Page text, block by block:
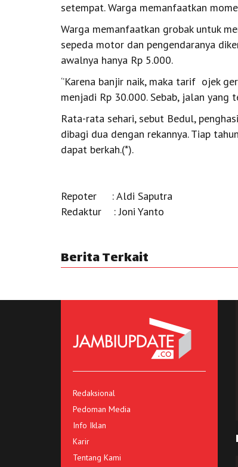
setempat. Warga memanfaatkan
Warga memanfaatkan grobak untuk
sepeda motor dan pengendaranya
awalnya hanya Rp 5.000.
‘’Karena banjir naik, maka tarif ojek
menjadi Rp 30.000. Sebab, jalan yang
Rata-rata sehari, sebut Bedul,
dibagi dua dengan rekannya. Tiap
dapat berkah.(*).
Repoter : Aldi Saputra
Redaktur : Joni Yanto
Berita Terkait
Redaksional
Pedoman Media
Info Iklan
Karir
Tentang Kami